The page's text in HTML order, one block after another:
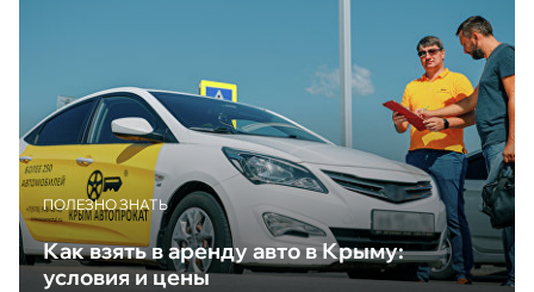
ПОЛЕЗНО ЗНАТЬ
Как взять в аренду авто в Крыму:
условия и цены